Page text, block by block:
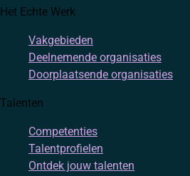
Het Echte Werk
Vakgebieden
Deelnemende organisaties
Doorplaatsende organisaties
Talenten
Competenties
Talentprofielen
Ontdek jouw talenten